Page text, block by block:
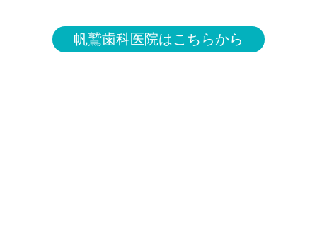
帆鷲歯科医院はこちらから